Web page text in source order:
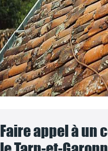
Faire appel à un